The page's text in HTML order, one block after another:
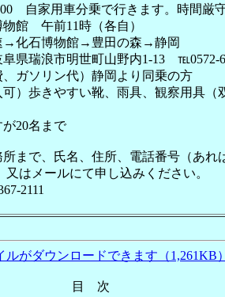
自家用車分乗で行きます。時間厳
午前11時（各自）
化石博物館→豊田の森→静岡
浪市明世町山野内1-13 ℡0572-
ガソリン代）静岡より同乗の方
）歩きやすい靴、雨具、観察用具（
20名まで
まで、氏名、住所、電話番号（あれ
メールにて申し込みください。
2111
ルがダウンロードできます（1,261KB）
目 次